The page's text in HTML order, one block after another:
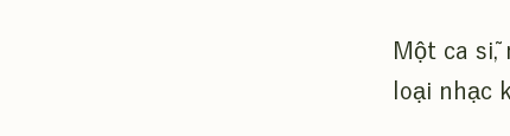
Một ca sĩ,
loại nhạc